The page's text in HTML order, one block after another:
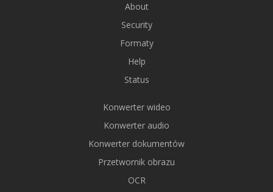
About
Security
Formaty
Help
Status
Konwerter wideo
Konwerter audio
Konwerter dokumentów
Przetwornik obrazu
OCR